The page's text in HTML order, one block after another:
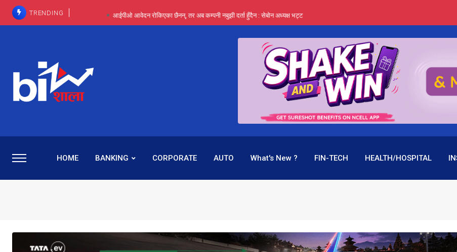
TRENDING आईपीओ आवेदन रोकिएका छैनन्, तर अब कम्पनी नबुझी दर्ता हुँदैन : सेबोन अध्यक्ष भट्ट
पाँच वर्षसम्म अदालत मौन, पद सकिएपछि महाप्रसाद ‘योग्य’ !
प्रभू बैंकका सञ्चालक बस्नेतमाथि राष्ट्र बैंकको ‘कन्सर्न’, प्रवक्ता भन्छन्- समूह फेरेर सञ्चालक पदमा बस्न मिल्दैन
५-६ वर्षदेखि बढुवा नहुँदा निराश थिइन् रश्मी, जागिर परिवर्तनको प्रयास पनि असफल
HOME BANKING CORPORATE AUTO What's New ? FIN-TECH HEALTH/HOSPITAL